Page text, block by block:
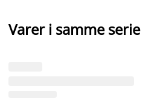
Varer i samme serie